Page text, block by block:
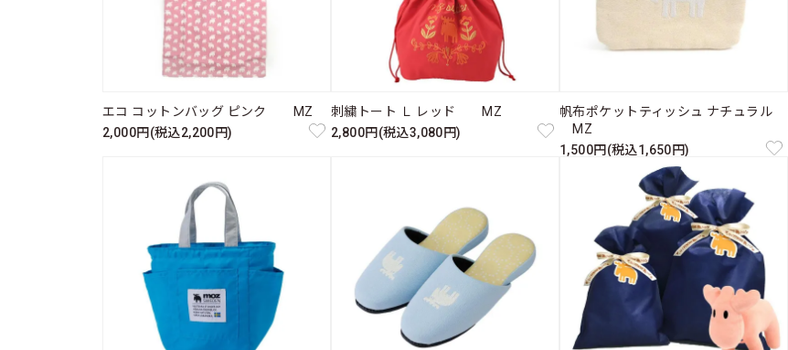
エコ コットンバッグ ピンク MZ
2,000円(税込2,200円)
刺繍トート Ｌ レッド MZ
2,800円(税込3,080円)
帆布ポケットティッシュ ナチュラル
MZ
1,500円(税込1,650円)